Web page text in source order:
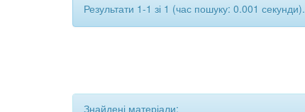
Результати 1-1 зі 1 (час пошуку: 0.001 секунди).
Знайдені матеріали: